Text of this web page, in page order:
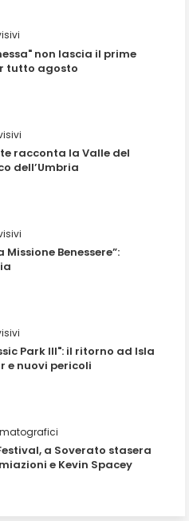
non lascia il prime
tutto agosto
racconta la Valle del
dell’Umbria
Benessere”:
Park III": il ritorno ad Isla
e nuovi pericoli
a Soverato stasera
e Kevin Spacey